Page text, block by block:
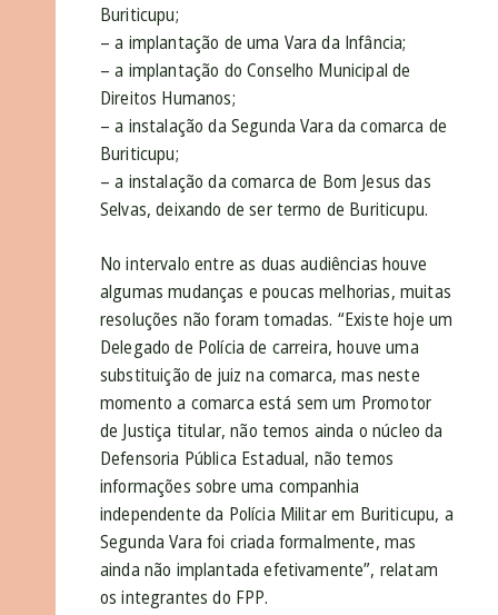
Buriticupu;
– a implantação de uma Vara da Infância;
– a implantação do Conselho Municipal de
Direitos Humanos;
– a instalação da Segunda Vara da comarca de
Buriticupu;
– a instalação da comarca de Bom Jesus das
Selvas, deixando de ser termo de Buriticupu.
No intervalo entre as duas audiências houve
algumas mudanças e poucas melhorias, muitas
resoluções não foram tomadas. “Existe hoje um
Delegado de Polícia de carreira, houve uma
substituição de juiz na comarca, mas neste
momento a comarca está sem um Promotor
de Justiça titular, não temos ainda o núcleo da
Defensoria Pública Estadual, não temos
informações sobre uma companhia
independente da Polícia Militar em Buriticupu, a
Segunda Vara foi criada formalmente, mas
ainda não implantada efetivamente”, relatam
os integrantes do FPP.